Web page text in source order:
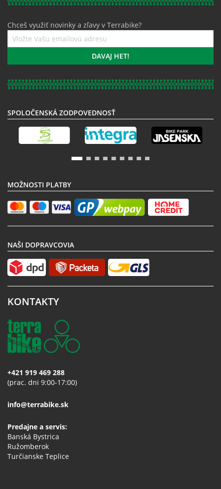
Chceš využiť novinky a zľavy v Terrabike?
Prihláste
sa
odberu
DAVAJ HET!
SPOLOČENSKÁ ZODPOVEDNOSŤ
MOŽNOSTI PLATBY
NAŠI DOPRAVCOVIA
KONTAKTY
+421 919 469 288
(prac. dni 9:00-17:00)
info@terrabike.sk
Predajne a servis:
Banská Bystrica
Ružomberok
Turčianske Teplice